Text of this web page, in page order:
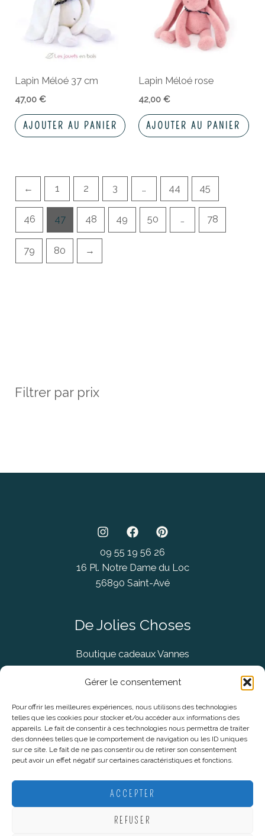
Gérer le consentement
Pour offrir les meilleures expériences, nous utilisons des technologies
telles que les cookies pour stocker et/ou accéder aux informations des
appareils. Le fait de consentir à ces technologies nous permettra de traiter
des données telles que le comportement de navigation ou les ID uniques
sur ce site. Le fait de ne pas consentir ou de retirer son consentement
peut avoir un effet négatif sur certaines caractéristiques et fonctions.
ACCEPTER
REFUSER
Filtrer par prix
Lapin Méloé 37 cm
47,00€
AJOUTER AU PANIER
Lapin Méloé rose
42,00 €
AJOUTER AU PANIER
← 1 2 3 … 44 45
46 47 48 49 50 … 78
79 80 →
09 55 19 56 26
16 Pl. Notre Dame du Loc
56890 Saint-Avé
De Jolies Choses
Boutique cadeaux Vannes
Concept Store Vannes
Informations légales
CGV
Politique De Confidentialité
Plan du site